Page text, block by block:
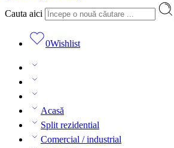
Cauta aici
0Wishlist
Acasă
Split rezidential
Comercial / industrial